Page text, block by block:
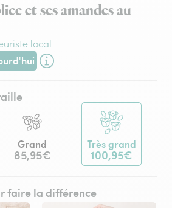
et ses amandes au
local
(pour toute commande passée
Grand
85,95€
Très grand
100,95€
faire la différence